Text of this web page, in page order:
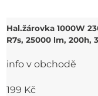
Hal.žárovka 1000W
R7s, 25000 lm, 200h,
info v obchodě
199 Kč